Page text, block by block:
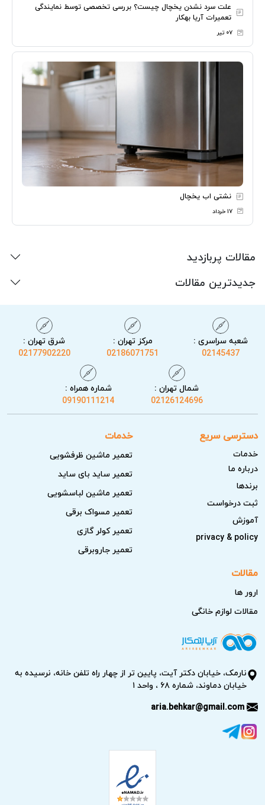
علت سرد نشدن یخچال چیست؟ بررسی تخصصی توسط نمایندگی
تعمیرات آریا بهکار
۰۷ تیر
نشتی اب یخچال
۱۷ خرداد
مقالات پربازدید
جدیدترین مقالات
شعبه سراسری :
02145437
مرکز تهران :
02186071751
شرق تهران :
02177902220
شمال تهران :
02126124696
شماره همراه :
09190111214
دسترسی سریع
خدمات
درباره ما
برندها
ثبت درخواست
آموزش
privacy & policy
خدمات
تعمیر ماشین ظرفشویی
تعمیر ساید بای ساید
تعمیر ماشین لباسشویی
تعمیر مسواک برقی
تعمیر کولر گازی
تعمیر جاروبرقی
مقالات
ارور ها
مقالات لوازم خانگی
نارمک، خیابان دکتر آیت، پایین تر از چهار راه تلفن خانه، نرسیده به
خیابان دماوند، شماره ۶۸ ، واحد ۱
aria.behkar@gmail.com